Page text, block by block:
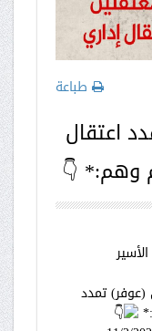
طباعة
اعتقال
وهم:* 👇
تمدد